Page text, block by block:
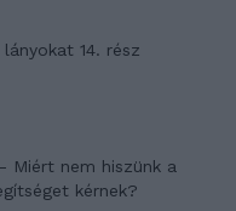
14. rész
Miért nem hiszünk a
kérnek?